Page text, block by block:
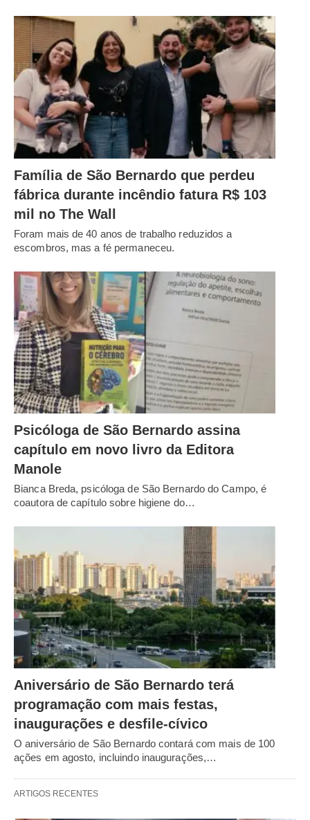
Família de São Bernardo que perdeu
fábrica durante incêndio fatura R$ 103
mil no The Wall
Foram mais de 40 anos de trabalho reduzidos a
escombros, mas a fé permaneceu.
Psicóloga de São Bernardo assina
capítulo em novo livro da Editora
Manole
Bianca Breda, psicóloga de São Bernardo do Campo, é
coautora de capítulo sobre higiene do…
Aniversário de São Bernardo terá
programação com mais festas,
inaugurações e desfile-cívico
O aniversário de São Bernardo contará com mais de 100
ações em agosto, incluindo inaugurações,…
ARTIGOS RECENTES